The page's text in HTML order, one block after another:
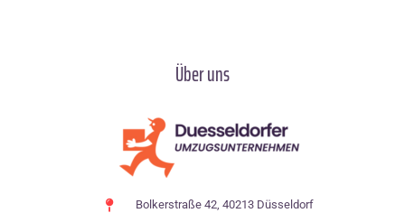
Über uns
Bolkerstraße 42, 40213 Düsseldorf